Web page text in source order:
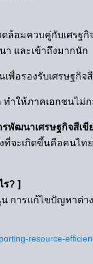
อมควบคู่กับเศร
า และเข้าถึงมากนัก
พื่อรองรับเศรษฐกิจ
ห้ภาคเอกชนไม่
พัฒนาเศรษฐกิจสีเขี
สิ่งที่จะเกิดขึ้นคื
ร? ]
การแก้ไขปัญหา
resource-